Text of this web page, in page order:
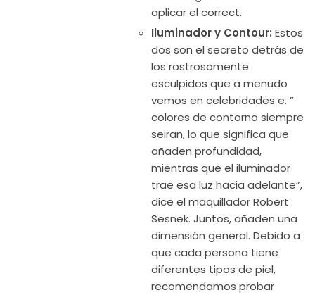
aplicar el correct.
Iluminador y Contour: Estos
dos son el secreto detrás de
los rostrosamente
esculpidos que a menudo
vemos en celebridades e. ”
colores de contorno siempre
seiran, lo que significa que
añaden profundidad,
mientras que el iluminador
trae esa luz hacia adelante”,
dice el maquillador Robert
Sesnek. Juntos, añaden una
dimensión general. Debido a
que cada persona tiene
diferentes tipos de piel,
recomendamos probar